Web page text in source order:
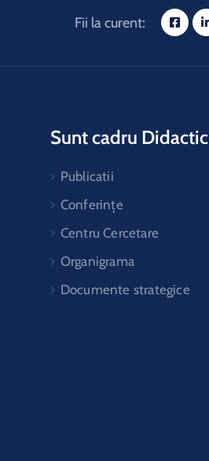
Fii la curent:
Sunt cadru Didactic
Publicatii
Conferințe
Centru Cercetare
Organigrama
Documente strategice